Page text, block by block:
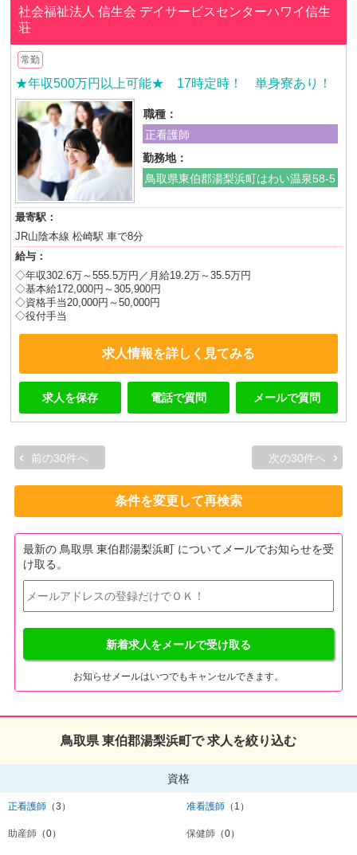
社会福祉法人 信生会 デイサービスセンターハワイ信生
荘
常勤
★年収500万円以上可能★ 17時定時！ 単身寮あり！
職種：
正看護師
勤務地：
鳥取県東伯郡湯梨浜町はわい温泉58-5
最寄駅：
JR山陰本線 松崎駅 車で8分
給与：
◇年収302.6万～555.5万円／月給19.2万～35.5万円
◇基本給172,000円～305,900円
◇資格手当20,000円～50,000円
◇役付手当
求人情報を詳しく見てみる
求人を保存 電話で質問 メールで質問
前の30件へ 次の30件へ
条件を変更して再検索
最新の 鳥取県 東伯郡湯梨浜町 についてメールでお知らせを受
け取る。
新着求人をメールで受け取る
お知らせメールはいつでもキャンセルできます。
鳥取県 東伯郡湯梨浜町で 求人を絞り込む
資格
正看護師 （3） 准看護師 （1）
助産師 （0） 保健師 （0）